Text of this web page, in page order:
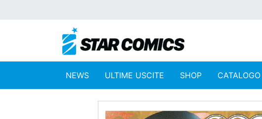
NEWS ULTIME USCITE SHOP CATALOGO